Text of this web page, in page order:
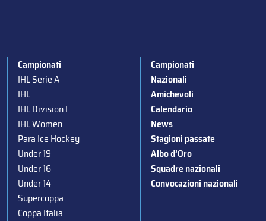
Campionati
IHL Serie A
IHL
IHL Division I
IHL Women
Para Ice Hockey
Under 19
Under 16
Under 14
Supercoppa
Coppa Italia
Campionati
Nazionali
Amichevoli
Calendario
News
Stagioni passate
Albo d’Oro
Squadre nazionali
Convocazioni nazionali